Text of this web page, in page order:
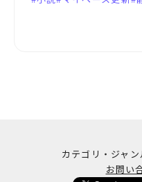
カテゴリ・ジャ
お問い